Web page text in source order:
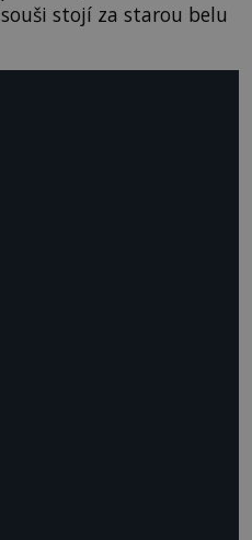
stojí za starou belu